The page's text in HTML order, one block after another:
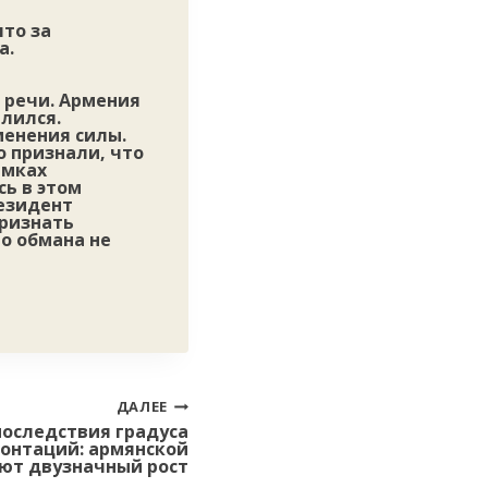
за
Армения
силы.
признали, что
в этом
обмана не
ДАЛЕЕ
градуса
армянской
двузначный рост